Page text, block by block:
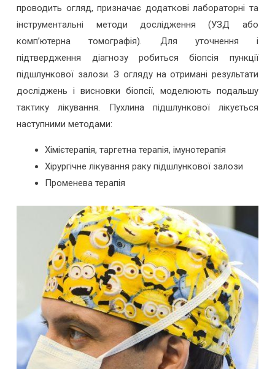
проводить огляд, призначає додаткові лабораторні та
інструментальні методи дослідження (УЗД або
комп’ютерна томографія). Для уточнення і
підтвердження діагнозу робиться біопсія пункції
підшлункової залози. З огляду на отримані результати
досліджень і висновки біопсії, моделюють подальшу
тактику лікування. Пухлина підшлункової лікується
наступними методами:
Хімієтерапія, таргетна терапія, імунотерапія
Хірургічне лікування раку підшлункової залози
Променева терапія